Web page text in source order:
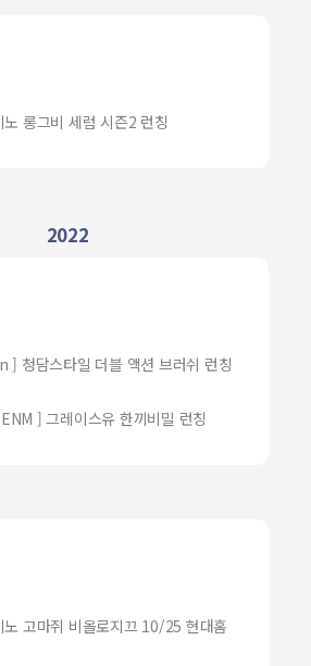
롱그비 세럼 시즌2 런칭
2022
청담스타일 더블 액션 브러쉬 런칭
] 그레이스유 한끼비밀 런칭
고마쥐 비올로지끄 10/25 현대홈